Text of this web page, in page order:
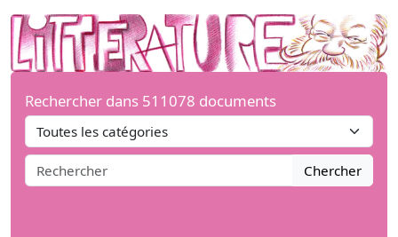
Rechercher dans 511078 documents
Chercher